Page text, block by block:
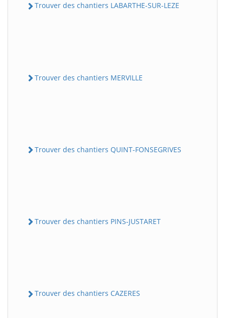
Trouver des chantiers LABARTHE-SUR-LEZE
Trouver des chantiers MERVILLE
Trouver des chantiers QUINT-FONSEGRIVES
Trouver des chantiers PINS-JUSTARET
Trouver des chantiers CAZERES